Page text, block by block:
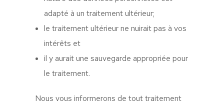
adapté à un traitement ultérieur;
le traitement ultérieur ne nuirait pas à vos
intérêts et
il y aurait une sauvegarde appropriée pour
le traitement.
Nous vous informerons de tout traitement